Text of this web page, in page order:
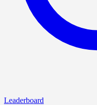
Leaderboard